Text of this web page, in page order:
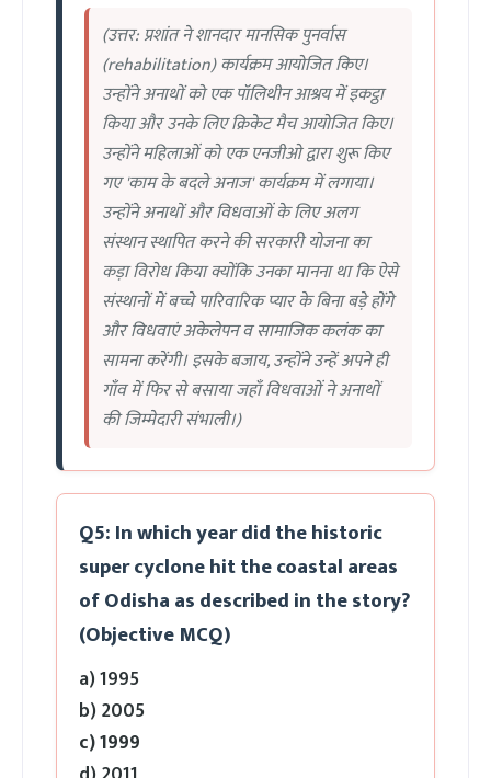
(उत्तर: प्रशांत ने शानदार मानसिक पुनर्वास
(rehabilitation) कार्यक्रम आयोजित किए।
उन्होंने अनाथों को एक पॉलिथीन आश्रय में इकट्ठा
किया और उनके लिए क्रिकेट मैच आयोजित किए।
उन्होंने महिलाओं को एक एनजीओ द्वारा शुरू किए
गए 'काम के बदले अनाज' कार्यक्रम में लगाया।
उन्होंने अनाथों और विधवाओं के लिए अलग
संस्थान स्थापित करने की सरकारी योजना का
कड़ा विरोध किया क्योंकि उनका मानना था कि ऐसे
संस्थानों में बच्चे पारिवारिक प्यार के बिना बड़े होंगे
और विधवाएं अकेलेपन व सामाजिक कलंक का
सामना करेंगी। इसके बजाय, उन्होंने उन्हें अपने ही
गाँव में फिर से बसाया जहाँ विधवाओं ने अनाथों
की जिम्मेदारी संभाली।)
Q5: In which year did the historic
super cyclone hit the coastal areas
of Odisha as described in the story?
(Objective MCQ)
a) 1995
b) 2005
c) 1999